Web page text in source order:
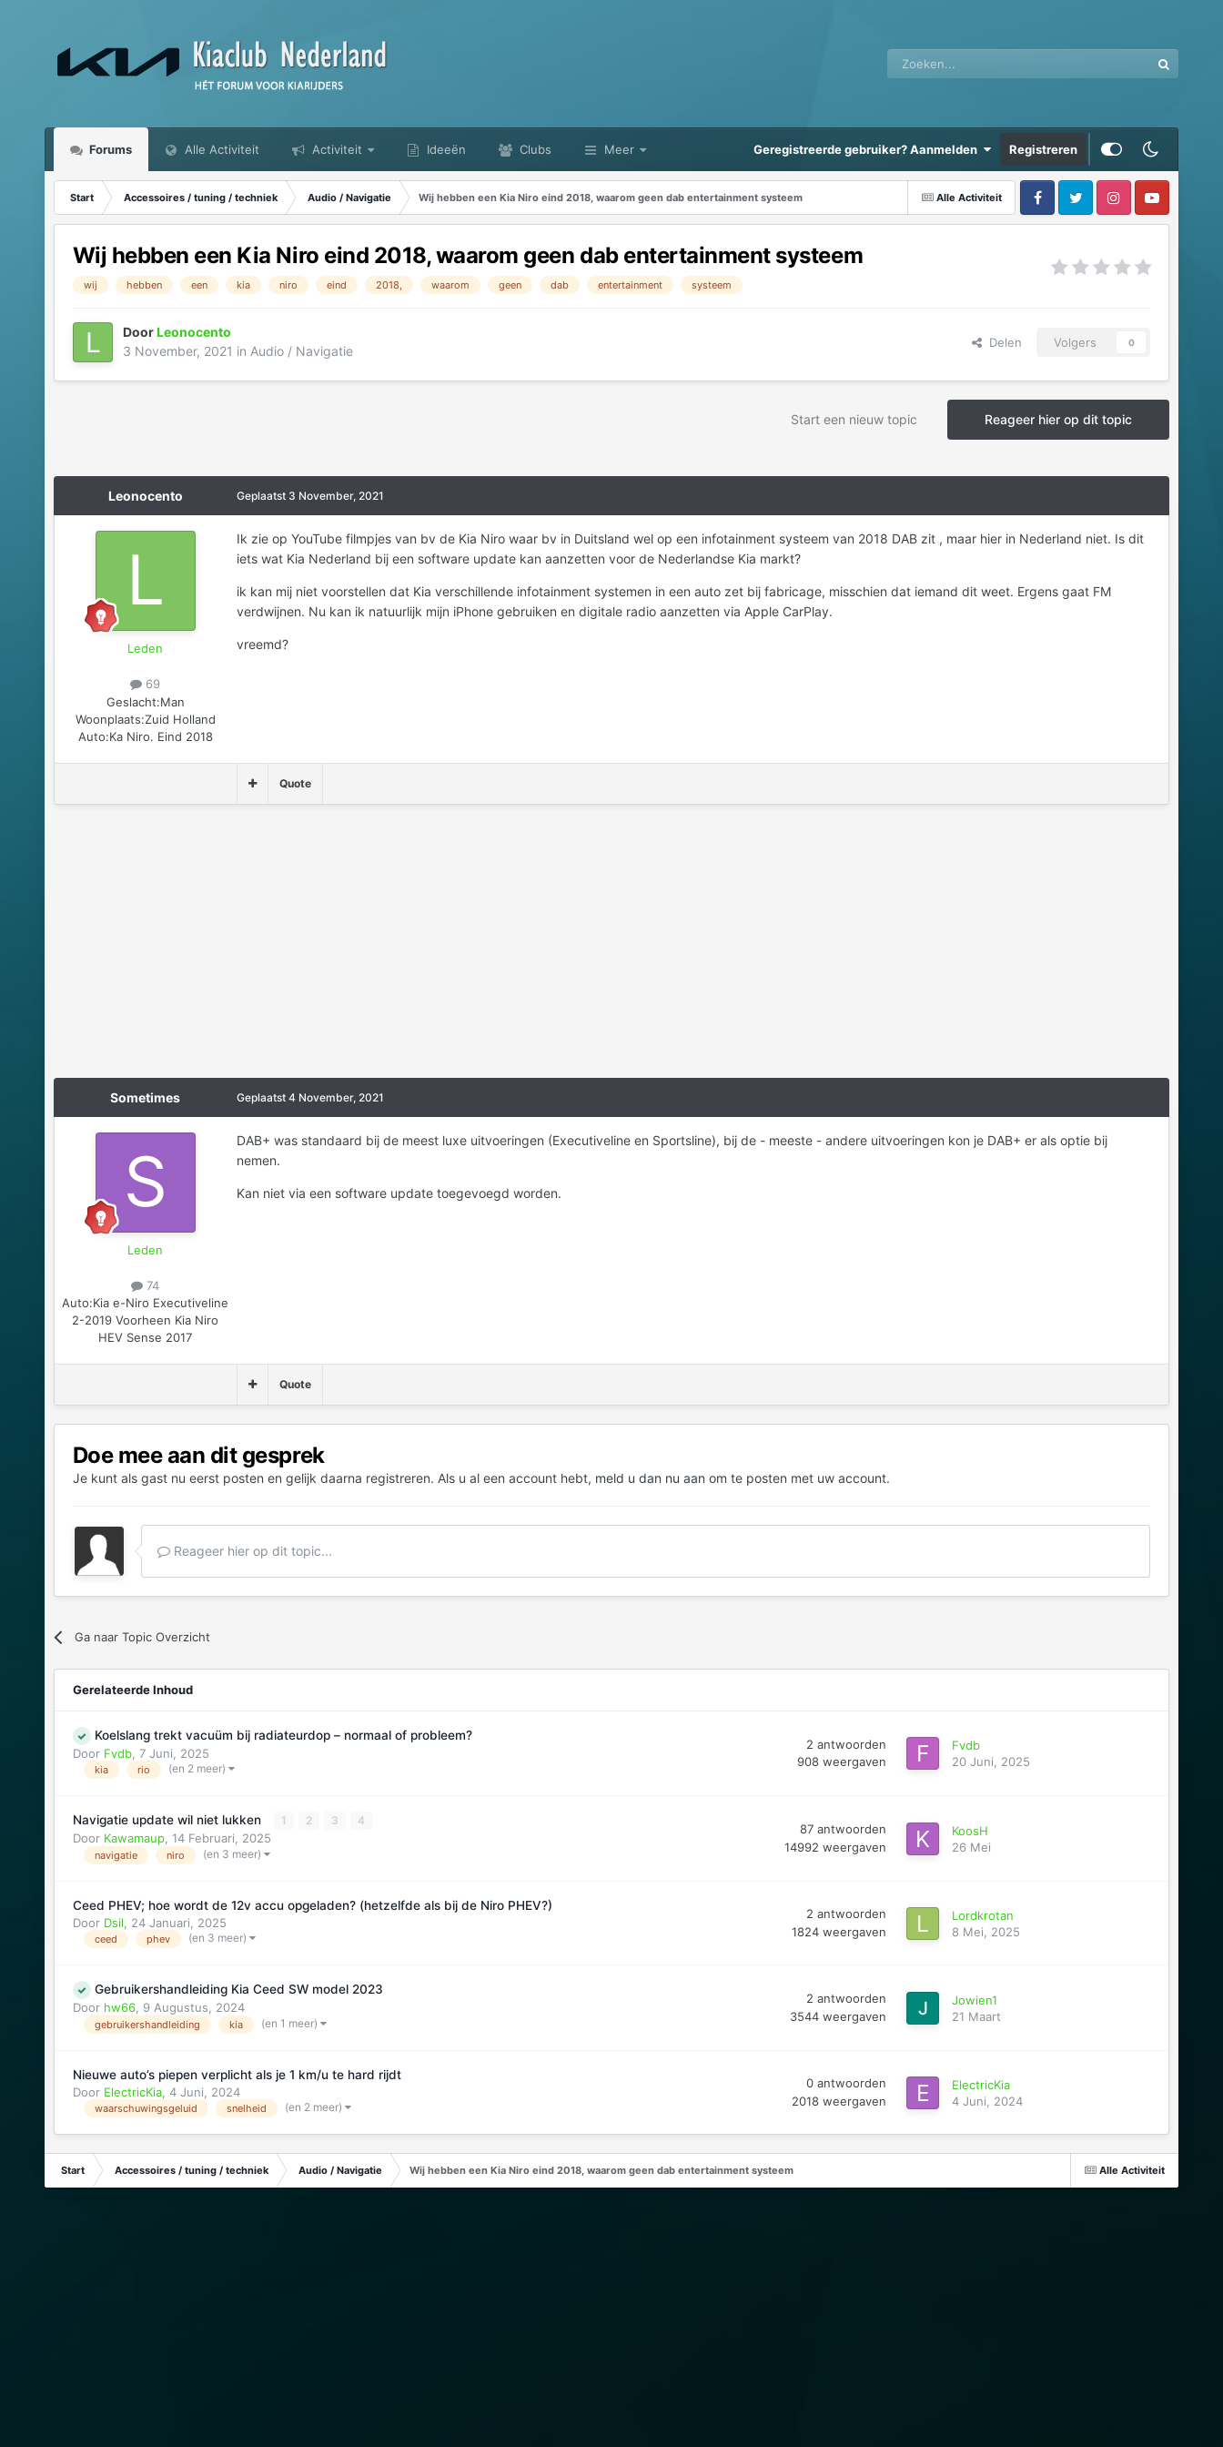
Forums Alle Activiteit Activiteit Ideeën Clubs Meer Geregistreerde gebruiker? Aanmelden Registreren
Alle Activiteit
Start Accessoires / tuning / techniek Audio / Navigatie Wij hebben een Kia Niro eind 2018, waarom geen dab entertainment systeem
Wij hebben een Kia Niro eind 2018, waarom geen dab entertainment systeem
wij hebben een kia niro eind 2018, waarom geen dab entertainment systeem
DoorLeonocento
3 November, 2021 in Audio / Navigatie
Delen Volgers 0
Reageer hier op dit topic
Start een nieuw topic
Leonocento
Leden
69
Geslacht:Man
Woonplaats:Zuid Holland
Auto:Ka Niro. Eind 2018
Geplaatst 3 November, 2021
Ik zie op YouTube filmpjes van bv de Kia Niro waar bv in Duitsland wel op een infotainment systeem van 2018 DAB zit , maar hier in Nederland niet. Is dit
iets wat Kia Nederland bij een software update kan aanzetten voor de Nederlandse Kia markt?
ik kan mij niet voorstellen dat Kia verschillende infotainment systemen in een auto zet bij fabricage, misschien dat iemand dit weet. Ergens gaat FM
verdwijnen. Nu kan ik natuurlijk mijn iPhone gebruiken en digitale radio aanzetten via Apple CarPlay.
vreemd?
Quote
Sometimes
Leden
74
Auto:Kia e-Niro Executiveline
2-2019 Voorheen Kia Niro
HEV Sense 2017
Geplaatst 4 November, 2021
DAB+ was standaard bij de meest luxe uitvoeringen (Executiveline en Sportsline), bij de - meeste - andere uitvoeringen kon je DAB+ er als optie bij
nemen.
Kan niet via een software update toegevoegd worden.
Quote
Doe mee aan dit gesprek
Je kunt als gast nu eerst posten en gelijk daarna registreren. Als u al een account hebt, meld u dan nu aan om te posten met uw account.
Reageer hier op dit topic...
Ga naar Topic Overzicht
Gerelateerde Inhoud
Koelslang trekt vacuüm bij radiateurdop – normaal of probleem?
Door Fvdb, 7 Juni, 2025
kia rio (en 2 meer)
2 antwoorden
908 weergaven
Fvdb
20 Juni, 2025
Navigatie update wil niet lukken 1 2 3 4
Door Kawamaup, 14 Februari, 2025
navigatie niro (en 3 meer)
87 antwoorden
14992 weergaven
KoosH
26 Mei
Ceed PHEV; hoe wordt de 12v accu opgeladen? (hetzelfde als bij de Niro PHEV?)
Door Dsil 24 Januari, 2025
ceed phev (en 3 meer)
2 antwoorden
1824 weergaven
Lordkrotan
8 Mei, 2025
Gebruikershandleiding Kia Ceed SW model 2023
Door hw66, 9 Augustus, 2024
gebruikershandleiding kia (en 1 meer)
2 antwoorden
3544 weergaven
Jowien1
21 Maart
Nieuwe auto’s piepen verplicht als je 1 km/u te hard rijdt
Door ElectricKia, 4 Juni, 2024
waarschuwingsgeluid snelheid (en 2 meer)
0 antwoorden
2018 weergaven
ElectricKia
4 Juni, 2024
Alle Activiteit
Start Accessoires / tuning / techniek Audio / Navigatie Wij hebben een Kia Niro eind 2018, waarom geen dab entertainment systeem